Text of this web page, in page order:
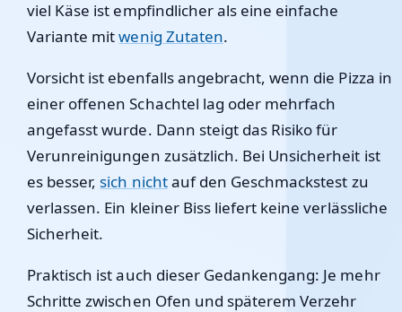
viel Käse ist empfindlicher als eine einfache
Variante mitwenig Zutaten.
Vorsicht ist ebenfalls angebracht, wenn die Pizza in
einer offenen Schachtel lag oder mehrfach
angefasst wurde. Dann steigt das Risiko für
Verunreinigungen zusätzlich. Bei Unsicherheit ist
es besser, sich nichtauf den Geschmackstest zu
verlassen. Ein kleiner Biss liefert keine verlässliche
Sicherheit.
Praktisch ist auch dieser Gedankengang: Je mehr
Schritte zwischen Ofen und späterem Verzehr